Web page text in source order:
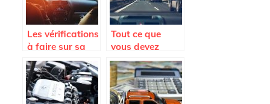
Les vérifications
à faire sur sa
voiture pour un
long trajet.
Tout ce que
vous devez
savoir avant
l’achat d’un
pare-brise de
voiture